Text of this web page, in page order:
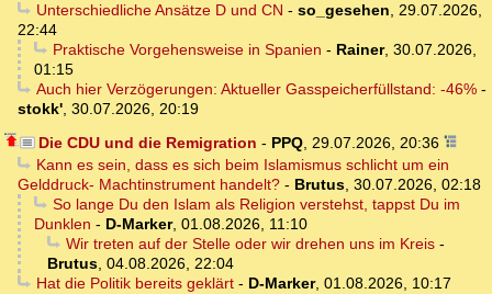
Unterschiedliche Ansätze D und CN - so_gesehen, 29.07.2026,
22:44
Praktische Vorgehensweise in Spanien - Rainer, 30.07.2026,
01:15
Auch hier Verzögerungen: Aktueller Gasspeicherfüllstand: -46%-
stokk', 30.07.2026, 20:19
Die CDU und die Remigration - PPQ, 29.07.2026, 20:36
Kann es sein, dass es sich beim Islamismus schlicht um ein
Gelddruck- Machtinstrument handelt? - Brutus, 30.07.2026, 02:18
So lange Du den Islam als Religion verstehst, tappst Du im
Dunklen - D-Marker, 01.08.2026, 11:10
Wir treten auf der Stelle oder wir drehen uns im Kreis-
Brutus, 04.08.2026, 22:04
Hat die Politik bereits geklärt- D-Marker, 01.08.2026, 10:17